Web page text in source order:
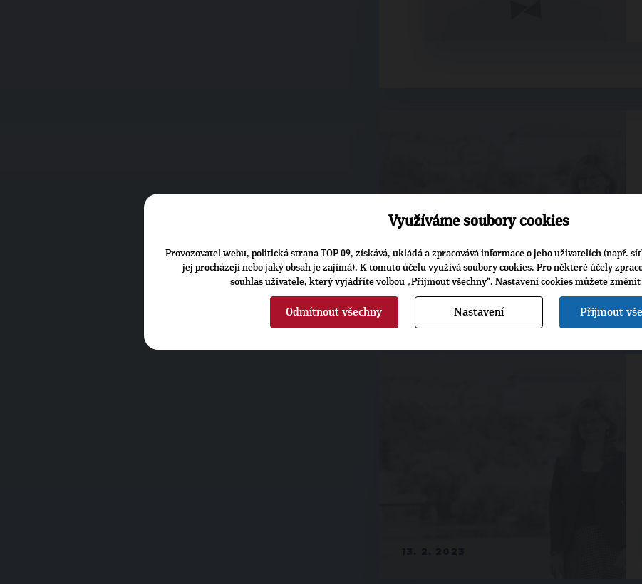
3. 5. 2023
Využíváme soubory cookies
Provozovatel webu, politická strana TOP 09, získává, ukládá a zpracovává informace o jeho uživatelích (např.
jej procházejí nebo jaký obsah je zajímá). K tomuto účelu využívá soubory cookies. Pro některé účely
souhlas uživatele, který vyjádříte volbou „Přijmout všechny“. Nastavení cookies můžete změnit
Odmítnout všechny Nastavení Přijmout